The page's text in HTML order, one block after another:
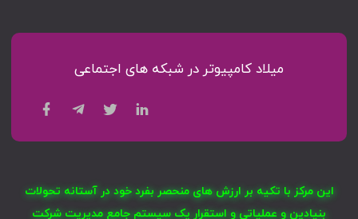
میلاد کامپیوتر در شبکه های اجتماعی
این مرکز با تکیه بر ارزش های منحصر بفرد خود در آستانه تحولات
بنیادین و عملیاتی و استقرار یک سیستم جامع مدیریت شرکت